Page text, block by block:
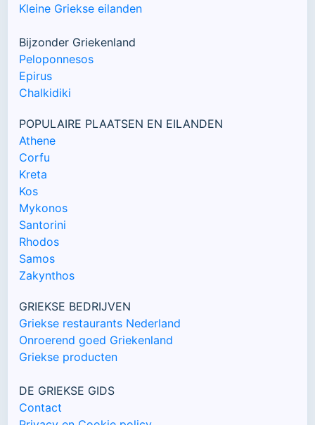
Kleine Griekse eilanden
Bijzonder Griekenland
Peloponnesos
Epirus
Chalkidiki
POPULAIRE PLAATSEN EN EILANDEN
Athene
Corfu
Kreta
Kos
Mykonos
Santorini
Rhodos
Samos
Zakynthos
GRIEKSE BEDRIJVEN
Griekse restaurants Nederland
Onroerend goed Griekenland
Griekse producten
DE GRIEKSE GIDS
Contact